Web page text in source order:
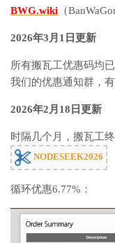
BWG.wiki （
2026年3月1日更新
所有搬瓦工优惠码均
我们的优惠通知群，
2026年2月18日更新
时隔几个月，搬瓦工
NODESEEK2026
循环优惠6.77%：